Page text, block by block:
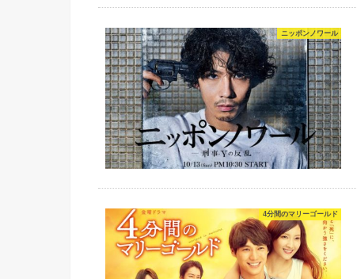
ニッポンノワール
4分間のマリーゴールド